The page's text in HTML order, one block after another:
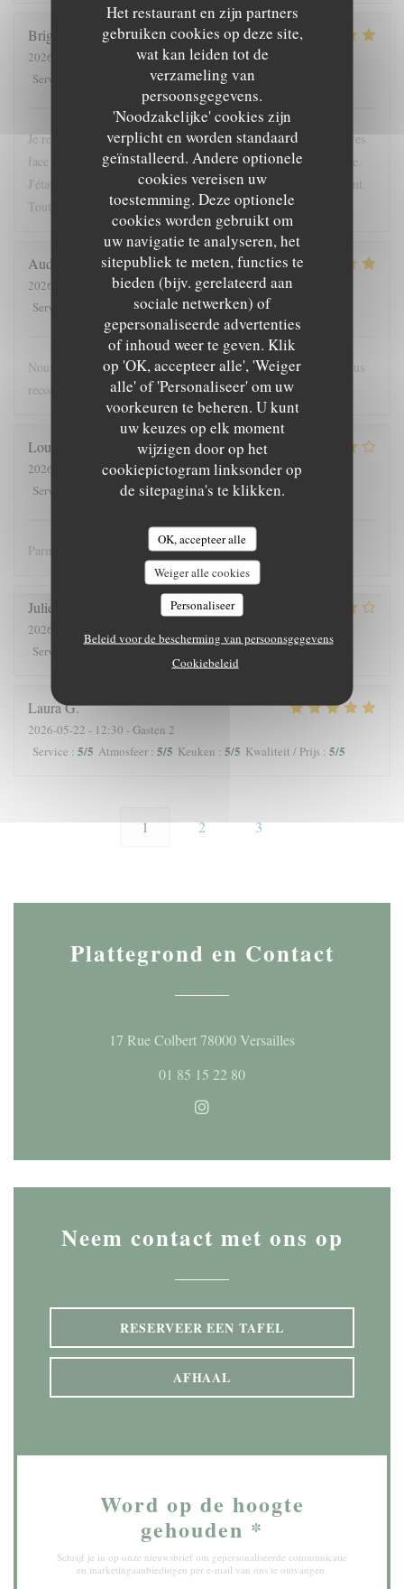
Het restaurant en zijn partners
gebruiken cookies op deze site,
wat kan leiden tot de
verzameling van
persoonsgegevens.
'Noodzakelijke' cookies zijn
verplicht en worden standaard
geïnstalleerd. Andere optionele
cookies vereisen uw
toestemming. Deze optionele
cookies worden gebruikt om
uw navigatie te analyseren, het
sitepubliek te meten, functies te
bieden (bijv. gerelateerd aan
sociale netwerken) of
gepersonaliseerde advertenties
of inhoud weer te geven. Klik
op 'OK, accepteer alle', 'Weiger
alle' of 'Personaliseer' om uw
voorkeuren te beheren. U kunt
uw keuzes op elk moment
wijzigen door op het
cookiepictogram linksonder op
de sitepagina's te klikken.
OK, accepteer alle
Weiger alle cookies
Personaliseer
Beleid voor de bescherming van persoonsgegevens
Cookiebeleid
Brigitte
2026-04-24
- 12:15 - Gasten 2
Service
:5/5 Keuken:5 /5 Kwaliteit / Prijs
Je recommande cette adresse; très bien située, à l'ombre des arbres
face à l'entrée du chateau. La proposition du jour était excellente.
J'étais accompagnée d'une enfant; elle a été servie très rapidement.
Tout était bon. La crêpe dessert du jour originale
Audrey
2026-05-16
- 19:45 - Gasten 4
Service
Atmosfeer:5/5 Keuken:5/5 Kwaliteit / Prijs
Nous nous sommes régalés, joli restaurant, bonne ambiance. Nous
recommandons !
Louis
2026-05-25
- 12:30 - Gasten 3
Service
Atmosfeer:5/5 Keuken :5 /5 Kwaliteit / Prijs
Parmis les meilleures crèpes de Versailles!
Julieb
2026-05-24
Service
5/5 5/5 : 5/5 Kwaliteit / Prijs 5
LauraG
2026-05-22 - 12:30 - Gasten 2
Service : 5/5 Atmosfeer : 5/5 Keuken : 5/5 Kwaliteit / Prijs : 5/5
1 2 3
Plattegrond en Contact
17 Rue Colbert 78000 Versailles((opent in een
01 85 15 22 80
Instagram ((opent in een
Neem contact met ons op
RESERVEER EEN TAFEL
AFHAAL
Word op de hoogte
gehouden *
Schrijf je in op onze nieuwsbrief om gepersonaliseerde communicatie
en marketingaanbiedingen per e-mail van ons te ontvangen.